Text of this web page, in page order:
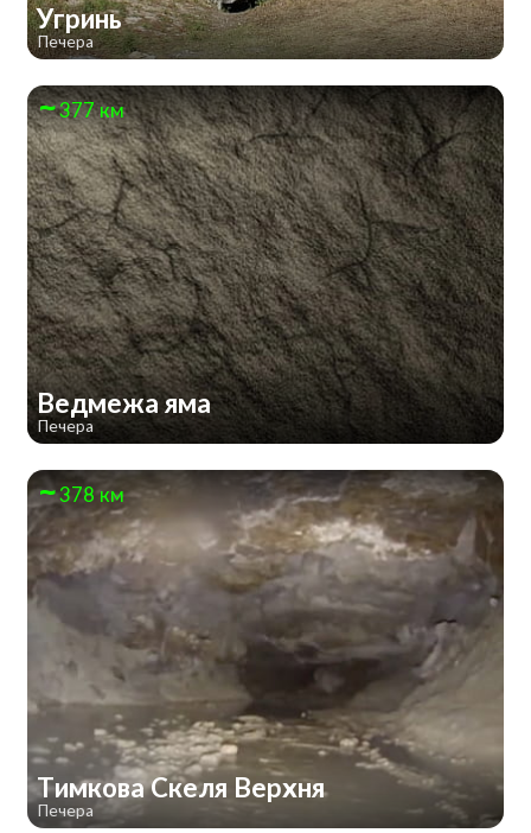
Угринь
Печера
377 км
Ведмежа яма
Печера
378 км
Тимкова Скеля Верхня
Печера